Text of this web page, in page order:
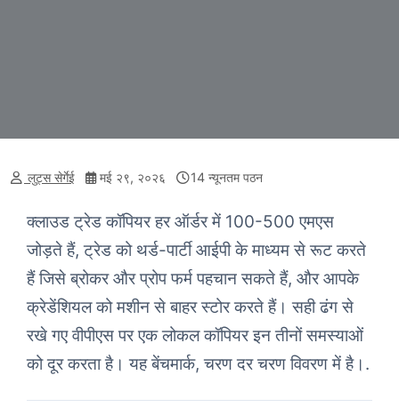
लुट्स सेर्गेई मई २९, २०२६ 14 न्यूनतम पठन
क्लाउड ट्रेड कॉपियर हर ऑर्डर में 100-500 एमएस
जोड़ते हैं, ट्रेड को थर्ड-पार्टी आईपी के माध्यम से रूट करते
हैं जिसे ब्रोकर और प्रोप फर्म पहचान सकते हैं, और आपके
क्रेडेंशियल को मशीन से बाहर स्टोर करते हैं। सही ढंग से
रखे गए वीपीएस पर एक लोकल कॉपियर इन तीनों समस्याओं
को दूर करता है। यह बेंचमार्क, चरण दर चरण विवरण में है।.